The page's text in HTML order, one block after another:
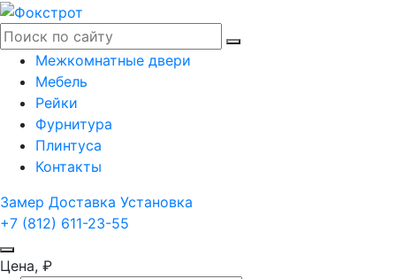
Межкомнатные двери
Мебель
Рейки
Фурнитура
Плинтуса
Контакты
Замер Доставка Установка
+7 (812) 611-23-55
Цена, ₽